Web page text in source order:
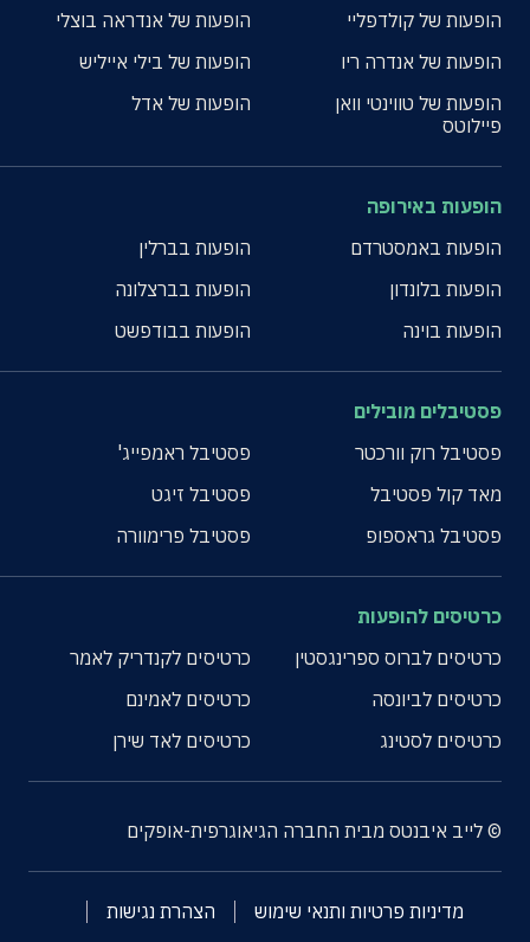
הופעות של קולדפליי
הופעות של אנדראה בוצלי
הופעות של אנדרה ריו
הופעות של בילי אייליש
הופעות של טווינטי וואן
פיילוטס
הופעות של אדל
הופעות באירופה
הופעות באמסטרדם
הופעות בברלין
הופעות בלונדון
הופעות בברצלונה
הופעות בוינה
הופעות בבודפשט
פסטיבלים מובילים
פסטיבל רוק וורכטר
פסטיבל ראמפייג'
מאד קול פסטיבל
פסטיבל זיגט
פסטיבל גראספופ
פסטיבל פרימוורה
כרטיסים להופעות
כרטיסים לברוס ספרינגסטין
כרטיסים לקנדריק לאמר
כרטיסים לביונסה
כרטיסים לאמינם
כרטיסים לסטינג
כרטיסים לאד שירן
© לייב איבנטס מבית החברה הגיאוגרפית-אופקים
מדיניות פרטיות ותנאי שימוש
הצהרת נגישות